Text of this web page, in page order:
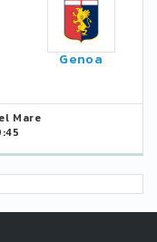
Genoa
Mare